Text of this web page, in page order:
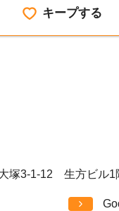
キープする
塚3-1-12 生方ビル1